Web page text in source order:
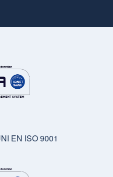
EN ISO 9001